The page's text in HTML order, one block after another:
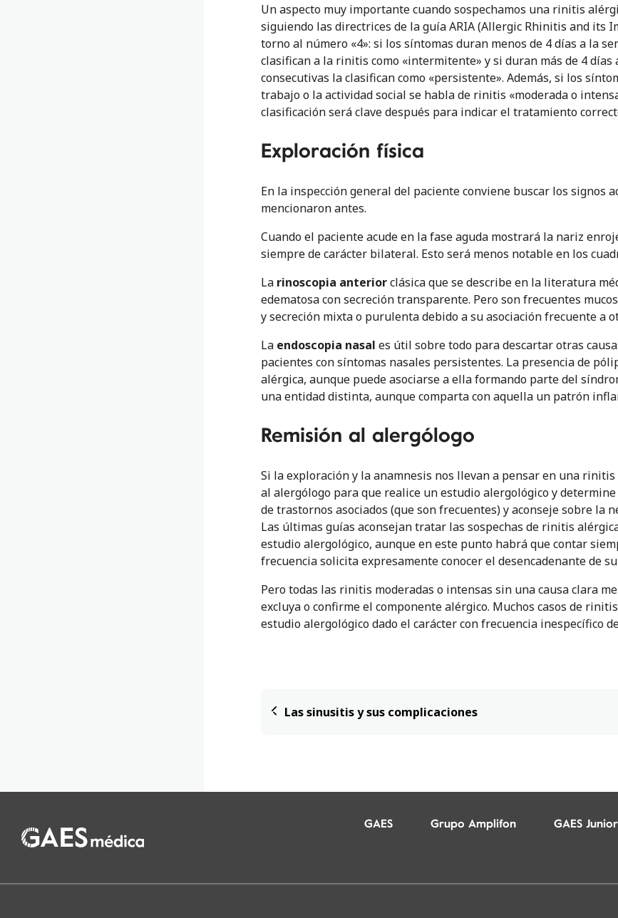
Un aspecto muy importante cuando sospechamos una rinitis
siguiendo las directrices de la guía ARIA (Allergic Rhinitis and its
torno al número «4»: si los síntomas duran menos de 4 días a la
clasifican a la rinitis como «intermitente» y si duran más de 4 días
consecutivas la clasifican como «persistente». Además, si los
trabajo o la actividad social se habla de rinitis «moderada o
clasificación será clave después para indicar el tratamiento
Exploración física
En la inspección general del paciente conviene buscar los signos
mencionaron antes.
Cuando el paciente acude en la fase aguda mostrará la nariz
siempre de carácter bilateral. Esto será menos notable en los
La rinoscopia anteriorclásica que se describe en la literatura
edematosa con secreción transparente. Pero son frecuentes
y secreción mixta o purulenta debido a su asociación frecuente a
La endoscopia nasal es útil sobre todo para descartar otras
pacientes con síntomas nasales persistentes. La presencia de
alérgica, aunque puede asociarse a ella formando parte del
una entidad distinta, aunque comparta con aquella un patrón
Remisión al alergólogo
Si la exploración y la anamnesis nos llevan a pensar en una
al alergólogo para que realice un estudio alergológico y
de trastornos asociados (que son frecuentes) y aconseje sobre la
Las últimas guías aconsejan tratar las sospechas de rinitis
estudio alergológico, aunque en este punto habrá que contar
frecuencia solicita expresamente conocer el desencadenante de
Pero todas las rinitis moderadas o intensas sin una causa clara
excluya o confirme el componente alérgico. Muchos casos de
estudio alergológico dado el carácter con frecuencia inespecífico
Las sinusitis y sus complicaciones
GAES Grupo Amplifon GAES Junior